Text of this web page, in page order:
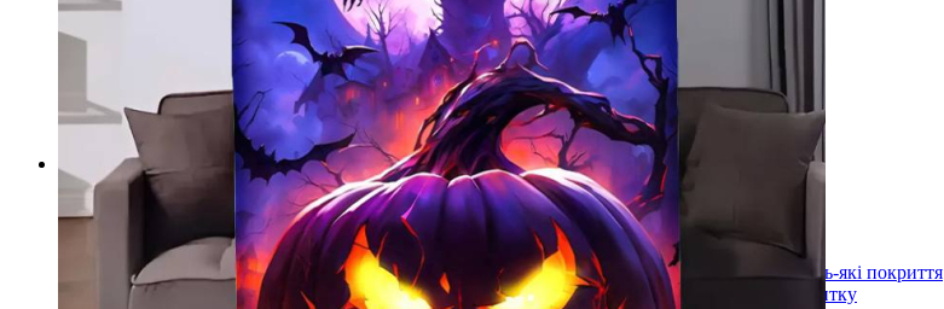
Самоклеюча плівка
Плівка віконна
Самоклеюча поліуретанова плитка
Мозаїка з декоративного скла 298х298х4,5мм
Самоклеюча гнучка штукатурка (плитка, рулон)
Меблі для дому, дачі, пікніка
Показати усі Швидкий ремонт
Інфрачервона електрична плівкова тепла підлога
Інфрачервона плівка на метри
Готові комплекти теплої інфрачервоної плівкової підлоги
Комплекти для монтажу теплої підлоги Monocrystal під будь-які покриття
Комплекти для монтажу теплої підлоги Monocrystal під плитку
Комплекти для монтажу теплої підлоги Monocrystal (з терморегулятором) під будь-які покриття
Комплекти для монтажу теплої підлоги Monocrystal (з терморегулятором) під плитку